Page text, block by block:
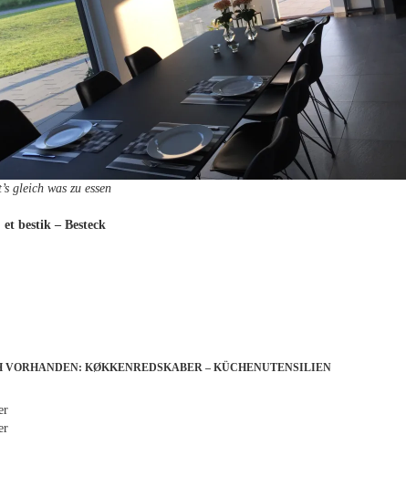
gleich was zu essen
bestik – Besteck
VORHANDEN: KØKKENREDSKABER – KÜCHENUTENSILIEN